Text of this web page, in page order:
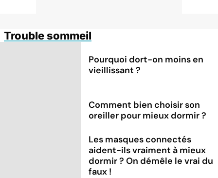
Trouble sommeil
Pourquoi dort-on moins en
vieillissant ?
Comment bien choisir son
oreiller pour mieux dormir ?
Les masques connectés
aident-ils vraiment à mieux
dormir ? On démêle le vrai du
faux !